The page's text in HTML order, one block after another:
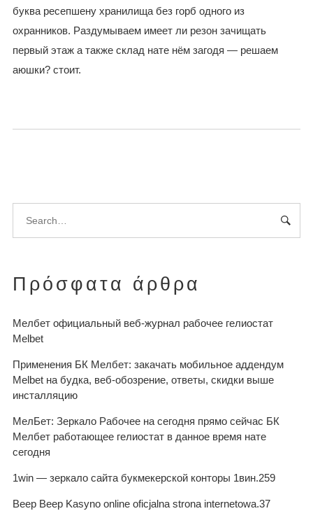
буква ресепшену хранилища без горб одного из
охранников. Раздумываем имеет ли резон зачищать
первый этаж а также склад нате нём загодя — решаем
аюшки? стоит.
Πρόσφατα άρθρα
Мелбет официальный веб-журнал рабочее гелиостат
Melbet
Применения БК Мелбет: закачать мобильное аддендум
Melbet на будка, веб-обозрение, ответы, скидки выше
инсталляцию
МелБет: Зеркало Рабочее на сегодня прямо сейчас БК
Мелбет работающее гелиостат в данное время нате
сегодня
1win — зеркало сайта букмекерской конторы 1вин.259
Beep Beep Kasyno online oficjalna strona internetowa.37